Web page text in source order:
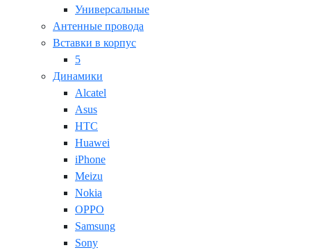
Универсальные
Антенные провода
Вставки в корпус
5
Динамики
Alcatel
Asus
HTC
Huawei
iPhone
Meizu
Nokia
OPPO
Samsung
Sony